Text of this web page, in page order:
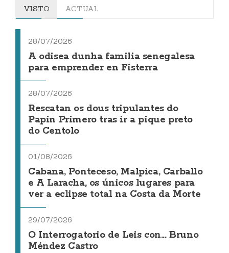
VISTO ACTUAL
28/07/2026
A odisea dunha familia senegalesa
para emprender en Fisterra
28/07/2026
Rescatan os dous tripulantes do
Papin Primero tras ir a pique preto
do Centolo
01/08/2026
Cabana, Ponteceso, Malpica, Carballo
e A Laracha, os únicos lugares para
ver a eclipse total na Costa da Morte
29/07/2026
O Interrogatorio de Leis con... Bruno
Méndez Castro